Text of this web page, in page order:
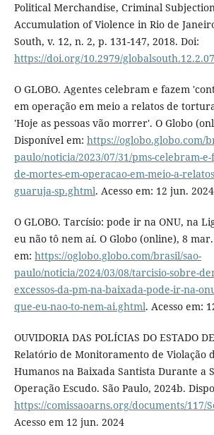
Political Merchandise, Criminal
Accumulation of Violence in Rio de
South, v. 12, n. 2, p. 131-147, 2018. Doi:
https://doi.org/10.2979/globalsouth.12.2.07
O GLOBO. Agentes celebram e fazem
em operação em meio a relatos de
'Hoje as pessoas vão morrer'. O Globo
Disponível em: https://oglobo.globo.com/
paulo/noticia/2023/07/31/pms-celebram-
de-mortes-em-operacao-em-meio-a-
guaruja-sp.ghtml. Acesso em: 12 jun.
O GLOBO. Tarcísio: pode ir na ONU, na
eu não tô nem aí. O Globo (online), 8
em: https://oglobo.globo.com/brasil/sao-
paulo/noticia/2024/03/08/tarcisio-sobre-
excessos-da-pm-na-baixada-pode-ir-na-
que-eu-nao-to-nem-ai.ghtml. Acesso em:
OUVIDORIA DAS POLÍCIAS DO ESTADO
Relatório de Monitoramento de Violação
Humanos na Baixada Santista Durante a
Operação Escudo. São Paulo, 2024b.
https://comissaoarns.org/documents/117/
Acesso em 12 jun. 2024